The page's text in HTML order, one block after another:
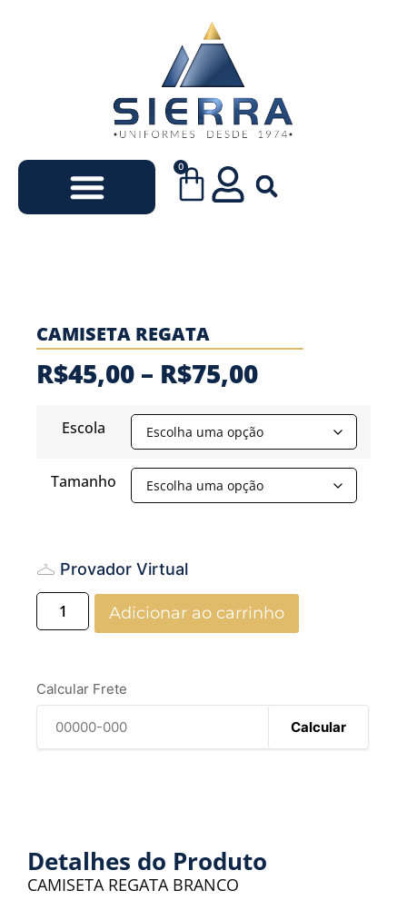
0
CAMISETA REGATA
R$45,00 – R$75,00
Escola
Tamanho
Provador Virtual
Adicionar ao carrinho
Calcular Frete
Calcular
Detalhes do Produto
CAMISETA REGATA BRANCO